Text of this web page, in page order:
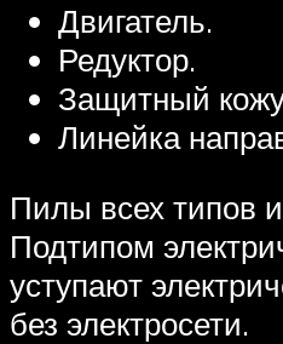
Двигатель.
Редуктор.
Защитный
Линейка
Пилы всех типов
Подтипом
уступают
без электросети.